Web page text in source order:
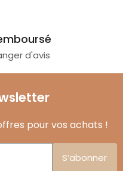
d'avis
pour vos achats !
S’abonner